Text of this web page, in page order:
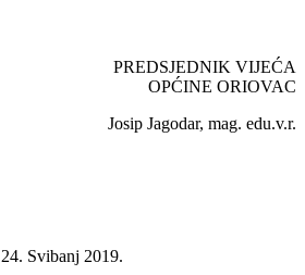
PREDSJEDNIK VIJEĆA
OPĆINE ORIOVAC
Josip Jagodar, mag. edu.v.r.
Svibanj 2019.